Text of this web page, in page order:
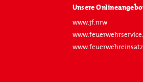
Unsere
www.jf.nrw